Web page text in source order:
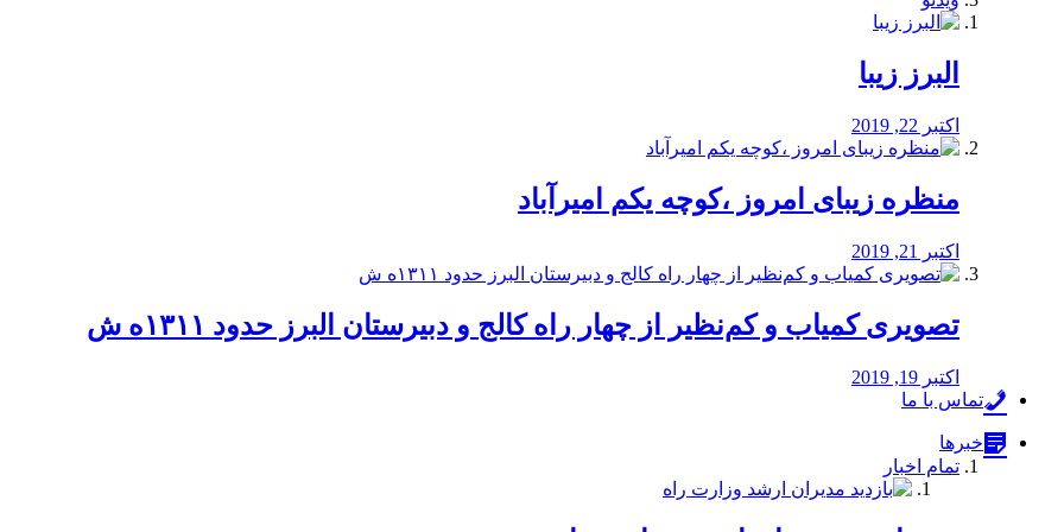
البرز زیبا
اکتبر 22, 2019
منظره‌‌ زیبای امروز ،کوچه یکم امیرآباد
اکتبر 21, 2019
️تصویری کمیاب و کم‌نظیر از چهار راه كالج و دبيرستان البرز حدود ۱۳۱۱ه ش
اکتبر 19, 2019
تماس با ما
خبرها
تمام اخبار